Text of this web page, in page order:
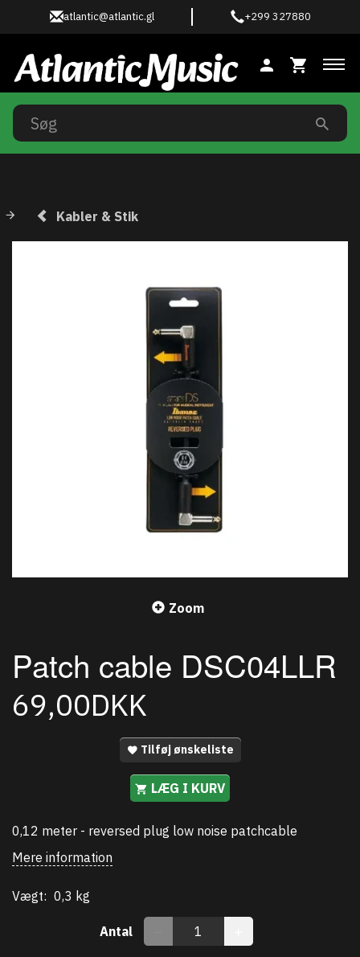
atlantic@atlantic.gl +299 327880
Kabler & Stik
Zoom
Patch cable DSC04LLR
69,00DKK
Tilføj ønskeliste
LÆG I KURV
0,12 meter - reversed plug low noise patchcable
Mere information
Vægt: 0,3 kg
Antal